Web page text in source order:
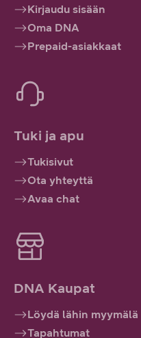
Kirjaudu sisään
Oma DNA
Prepaid-asiakkaat
Tuki ja apu
Tukisivut
Ota yhteyttä
Avaa chat
DNA Kaupat
Löydä lähin myymälä
Tapahtumat